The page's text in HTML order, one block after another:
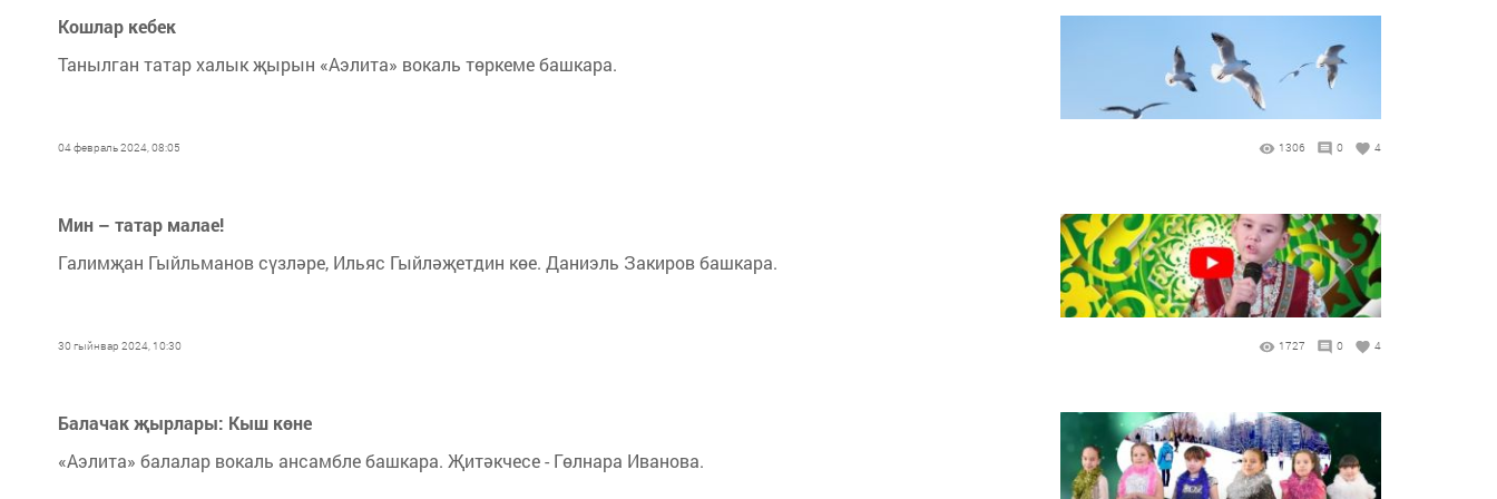
Кошлар кебек
Танылган татар халык җырын «Аэлита» вокаль төркеме башкара.
04 февраль 2024, 08:05 1306 0 4
Мин – татар малае!
Галимҗан Гыйльманов сүзләре, Ильяс Гыйләҗетдин көе. Даниэль Закиров башкара.
30 гыйнвар 2024, 10:30 1727 0 4
Балачак җырлары: Кыш көне
«Аэлита» балалар вокаль ансамбле башкара. Җитәкчесе - Гөлнара Иванова.